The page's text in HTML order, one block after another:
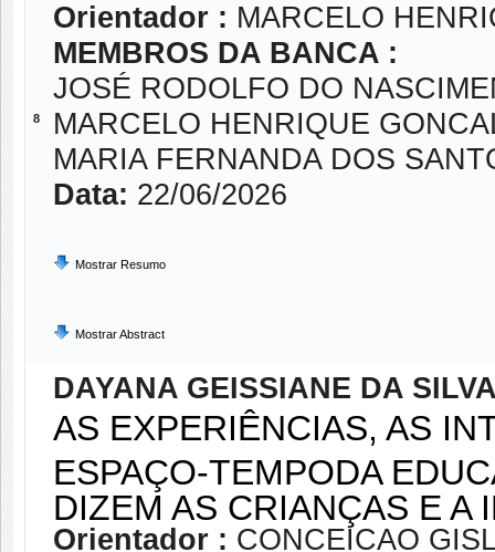
8
Orientador : MARCELO
MEMBROS DA BANCA :
JOSÉ RODOLFO DO
MARCELO HENRIQUE
MARIA FERNANDA DOS
Data: 22/06/2026
Mostrar Resumo
Mostrar Abstract
DAYANA GEISSIANE DA
AS EXPERIÊNCIAS, AS
ESPAÇO-TEMPODA
DIZEM AS CRIANÇAS E
Orientador : CONCEICAO